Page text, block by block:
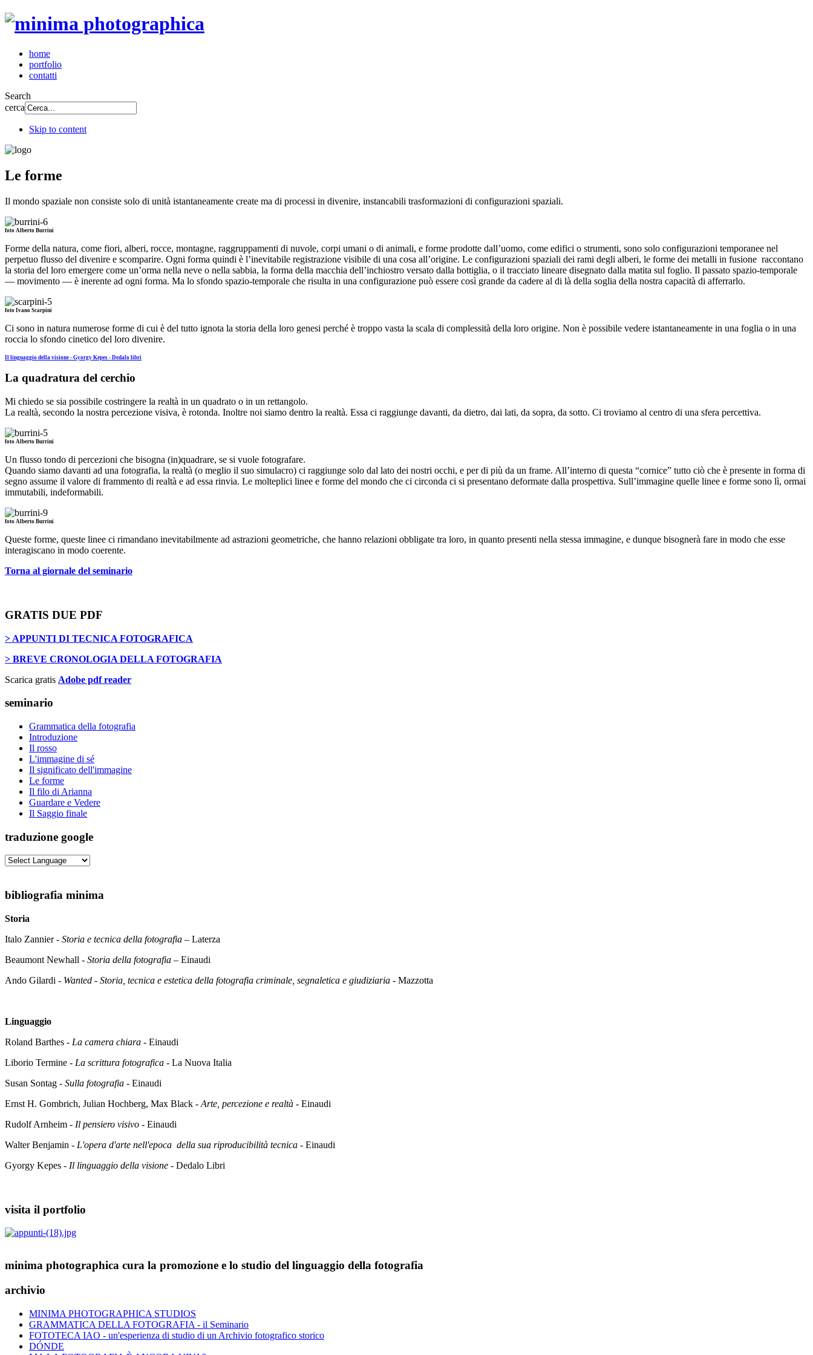
home
portfolio
contatti
Search
cerca
Skip to content
Le forme
Il mondo spaziale non consiste solo di unità istantaneamente create ma di processi in divenire, instancabili trasformazioni di configurazioni spaziali.
foto Alberto Burrini
Forme della natura, come fiori, alberi, rocce, montagne, raggruppamenti di nuvole, corpi umani o di animali, e forme prodotte dall’uomo, come edifici o strumenti, sono solo configurazioni temporanee nel
perpetuo flusso del divenire e scomparire. Ogni forma quindi è l’inevitabile registrazione visibile di una cosa all’origine. Le configurazioni spaziali dei rami degli alberi, le forme dei metalli in fusione raccontano
la storia del loro emergere come un’orma nella neve o nella sabbia, la forma della macchia dell’inchiostro versato dalla bottiglia, o il tracciato lineare disegnato dalla matita sul foglio. Il passato spazio-temporale
— movimento — è inerente ad ogni forma. Ma lo sfondo spazio-temporale che risulta in una configurazione può essere così grande da cadere al di là della soglia della nostra capacità di afferrarlo.
foto Ivano Scarpini
Ci sono in natura numerose forme di cui è del tutto ignota la storia della loro genesi perché è troppo vasta la scala di complessità della loro origine. Non è possibile vedere istantaneamente in una foglia o in una
roccia lo sfondo cinetico del loro divenire.
Il linguaggio della visione - Gyorgy Kepes - Dedalo libri
La quadratura del cerchio
Mi chiedo se sia possibile costringere la realtà in un quadrato o in un rettangolo.
La realtà, secondo la nostra percezione visiva, è rotonda. Inoltre noi siamo dentro la realtà. Essa ci raggiunge davanti, da dietro, dai lati, da sopra, da sotto. Ci troviamo al centro di una sfera percettiva.
foto Alberto Burrini
Un flusso tondo di percezioni che bisogna (in)quadrare, se si vuole fotografare.
Quando siamo davanti ad una fotografia, la realtà (o meglio il suo simulacro) ci raggiunge solo dal lato dei nostri occhi, e per di più da un frame. All’interno di questa “cornice” tutto ciò che è presente in forma di
segno assume il valore di frammento di realtà e ad essa rinvia. Le molteplici linee e forme del mondo che ci circonda ci si presentano deformate dalla prospettiva. Sull’immagine quelle linee e forme sono lì, ormai
immutabili, indeformabili.
foto Alberto Burrini
Queste forme, queste linee ci rimandano inevitabilmente ad astrazioni geometriche, che hanno relazioni obbligate tra loro, in quanto presenti nella stessa immagine, e dunque bisognerà fare in modo che esse
interagiscano in modo coerente.
Torna al giornale del seminario
GRATIS DUE PDF
> APPUNTI DI TECNICA FOTOGRAFICA
> BREVE CRONOLOGIA DELLA FOTOGRAFIA
Scarica gratis Adobe pdf reader
seminario
Grammatica della fotografia
Introduzione
Il rosso
L'immagine di sé
Il significato dell'immagine
Le forme
Il filo di Arianna
Guardare e Vedere
Il Saggio finale
traduzione google
bibliografia minima
Storia
Italo Zannier - Storia e tecnica della fotografia – Laterza
Beaumont Newhall - Storia della fotografia – Einaudi
Ando Gilardi - Wanted - Storia, tecnica e estetica della fotografia criminale, segnaletica e giudiziaria - Mazzotta
Linguaggio
Roland Barthes - La camera chiara - Einaudi
Liborio Termine - La scrittura fotografica - La Nuova Italia
Susan Sontag - Sulla fotografia - Einaudi
Ernst H. Gombrich, Julian Hochberg, Max Black - Arte, percezione e realtà - Einaudi
Rudolf Arnheim - Il pensiero visivo - Einaudi
Walter Benjamin - L'opera d'arte nell'epoca della sua riproducibilità tecnica - Einaudi
Gyorgy Kepes - Il linguaggio della visione - Dedalo Libri
visita il portfolio
minima photographica cura la promozione e lo studio del linguaggio della fotografia
archivio
MINIMA PHOTOGRAPHICA STUDIOS
GRAMMATICA DELLA FOTOGRAFIA - il Seminario
FOTOTECA IAO - un'esperienza di studio di un Archivio fotografico storico
DÓNDE